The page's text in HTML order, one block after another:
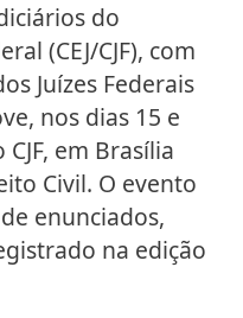
do
(CEJ/CJF), com
Juízes Federais
nos dias 15 e
em Brasília
Civil. O evento
enunciados,
na edição